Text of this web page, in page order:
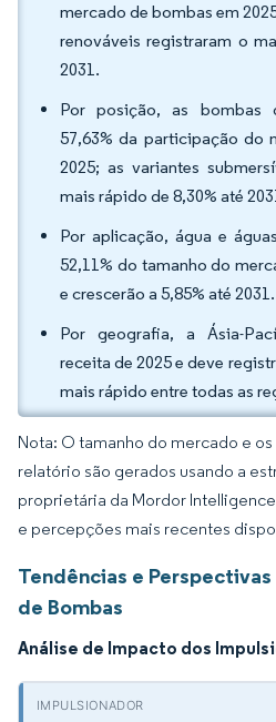
mercado de bombas em
renováveis registraram o
2031.
Por posição, as bombas
57,63% da participação do
2025; as variantes
mais rápido de 8,30% até
Por aplicação, água e
52,11% do tamanho do
e crescerão a 5,85% até 2031.
Por geografia, a Ásia-
receita de 2025 e deve
mais rápido entre todas as
Nota: O tamanho do mercado e
relatório são gerados usando a
proprietária da Mordor
e percepções mais recentes
Tendências e
de Bombas
Análise de Impacto dos